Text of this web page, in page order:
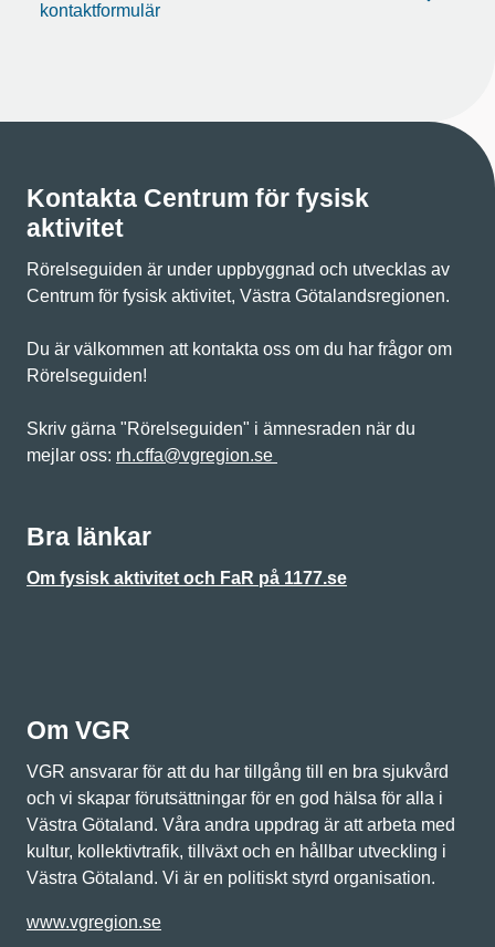
kontaktformulär
Kontakta Centrum för fysisk
aktivitet
Rörelseguiden är under uppbyggnad och utvecklas av
Centrum för fysisk aktivitet, Västra Götalandsregionen.
Du är välkommen att kontakta oss om du har frågor om
Rörelseguiden!
Skriv gärna "Rörelseguiden" i ämnesraden när du
mejlar oss: rh.cffa@vgregion.se
Bra länkar
Om fysisk aktivitet och FaR på 1177.se
Om VGR
VGR ansvarar för att du har tillgång till en bra sjukvård
och vi skapar förutsättningar för en god hälsa för alla i
Västra Götaland. Våra andra uppdrag är att arbeta med
kultur, kollektivtrafik, tillväxt och en hållbar utveckling i
Västra Götaland. Vi är en politiskt styrd organisation.
www.vgregion.se